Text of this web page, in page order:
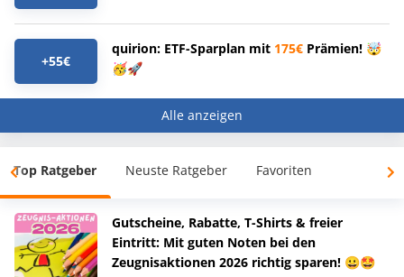
+55€
quirion: ETF-Sparplan mit 175€ Prämien! 🤯
🥳🚀
Alle anzeigen
Top Ratgeber Neuste Ratgeber Favoriten
Gutscheine, Rabatte, T-Shirts & freier
Eintritt: Mit guten Noten bei den
Zeugnisaktionen 2026 richtig sparen! 😀🤩